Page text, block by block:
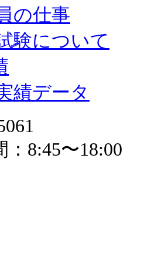
の仕事
験について
績データ
：8:45〜18:00